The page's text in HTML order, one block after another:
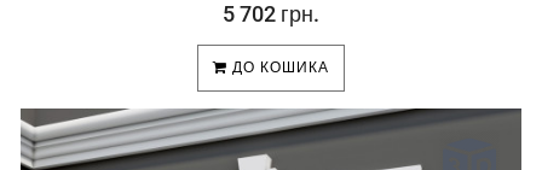
5 702 грн.
ДО КОШИКА